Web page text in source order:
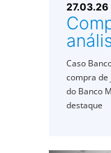
27.03.26
Caso
compra de
do Banco
destaque